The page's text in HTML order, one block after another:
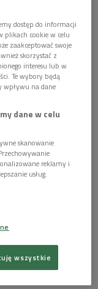
RP, został
roku.
korespondent
polskiego
można by
dorobku
Ogólnopolski
jeden z
służyć
barwnie
dostęp do informacji
cookie w celu
zaakceptować swoje
skorzystać z
interesu lub w
Te wybory będą
wpływu na dane
dane w celu
skanowanie
reklamy i
usług.
wszystkie